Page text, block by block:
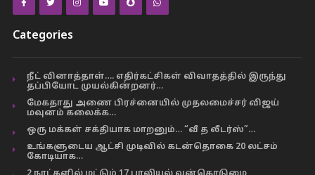
Categories
நீட் வினாத்தாள்…. எதிர்கட்சிகள் விவாதத்தில் இருந்து
தப்பியோட முயல்கின்றனர்…
மேகதாது அணை பிரச்னையில் முதலமைச்சர் விஜய்
மவுனம் கலைக்க…
ஒரு மக்கள் சக்தியாக மாறனும்… “வீ த லீடர்ஸ்”…
உங்களுடைய ஆட்சி முடிவில் கடன்தொகை 20 லட்சம்
கோடியாக…